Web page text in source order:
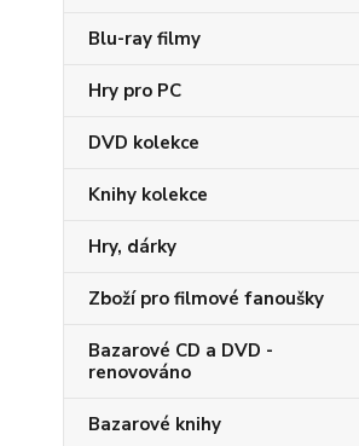
Blu-ray filmy
Hry pro PC
DVD kolekce
Knihy kolekce
Hry, dárky
Zboží pro filmové fanoušky
Bazarové CD a DVD -
renovováno
Bazarové knihy